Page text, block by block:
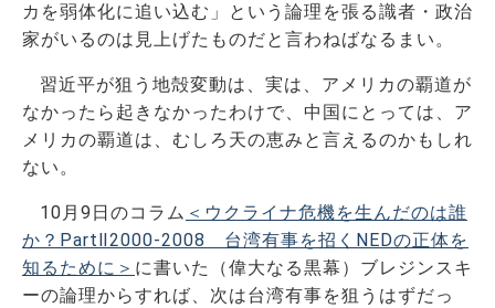
カを弱体化に追い込む」という論理を張る識者・政治
家がいるのは見上げたものだと言わねばなるまい。
習近平が狙う地殻変動は、実は、アメリカの覇道が
なかったら起きなかったわけで、中国にとっては、ア
メリカの覇道は、むしろ天の恵みと言えるのかもしれ
ない。
10月9日のコラム ＜ウクライナ危機を生んだのは誰
か？PartⅡ2000-2008 台湾有事を招くNEDの正体を
知るために＞ に書いた（偉大なる黒幕）ブレジンスキ
ーの論理からすれば、次は台湾有事を狙うはずだっ